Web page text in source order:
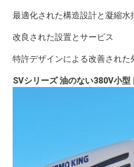
最適化された構造設計と凝縮水
改良された設置とサービス
特許デザインによる改善され
SVシリーズ 油のない380V小型